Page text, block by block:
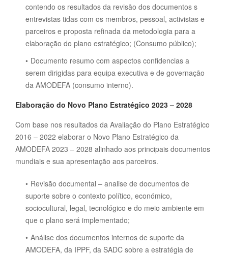
contendo os resultados da revisão dos documentos s
entrevistas tidas com os membros, pessoal, activistas e
parceiros e proposta refinada da metodologia para a
elaboração do plano estratégico; (Consumo público);
Documento resumo com aspectos confidencias a
serem dirigidas para equipa executiva e de governação
da AMODEFA (consumo interno).
Elaboração do Novo Plano Estratégico 2023 – 2028
Com base nos resultados da Avaliação do Plano Estratégico
2016 – 2022 elaborar o Novo Plano Estratégico da
AMODEFA 2023 – 2028 alinhado aos principais documentos
mundiais e sua apresentação aos parceiros.
Revisão documental – analise de documentos de
suporte sobre o contexto político, económico,
sociocultural, legal, tecnológico e do meio ambiente em
que o plano será implementado;
Análise dos documentos internos de suporte da
AMODEFA, da IPPF, da SADC sobre a estratégia de